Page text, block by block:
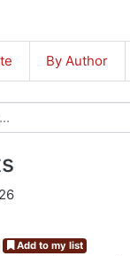
By Author
Add to my list